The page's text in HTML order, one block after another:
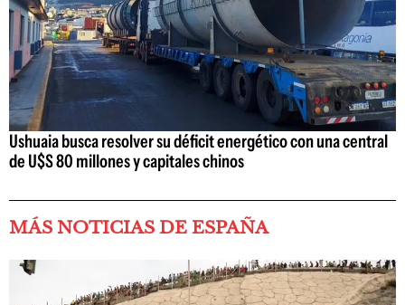
Ushuaia busca resolver su déficit energético con una central
de U$S 80 millones y capitales chinos
MÁS NOTICIAS DE ESPAÑA